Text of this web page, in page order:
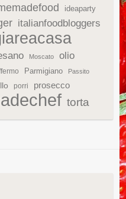
ideaparty
italianfoodbloggers
Moscato
olio
Parmigiano Passito
porri prosecco
torta